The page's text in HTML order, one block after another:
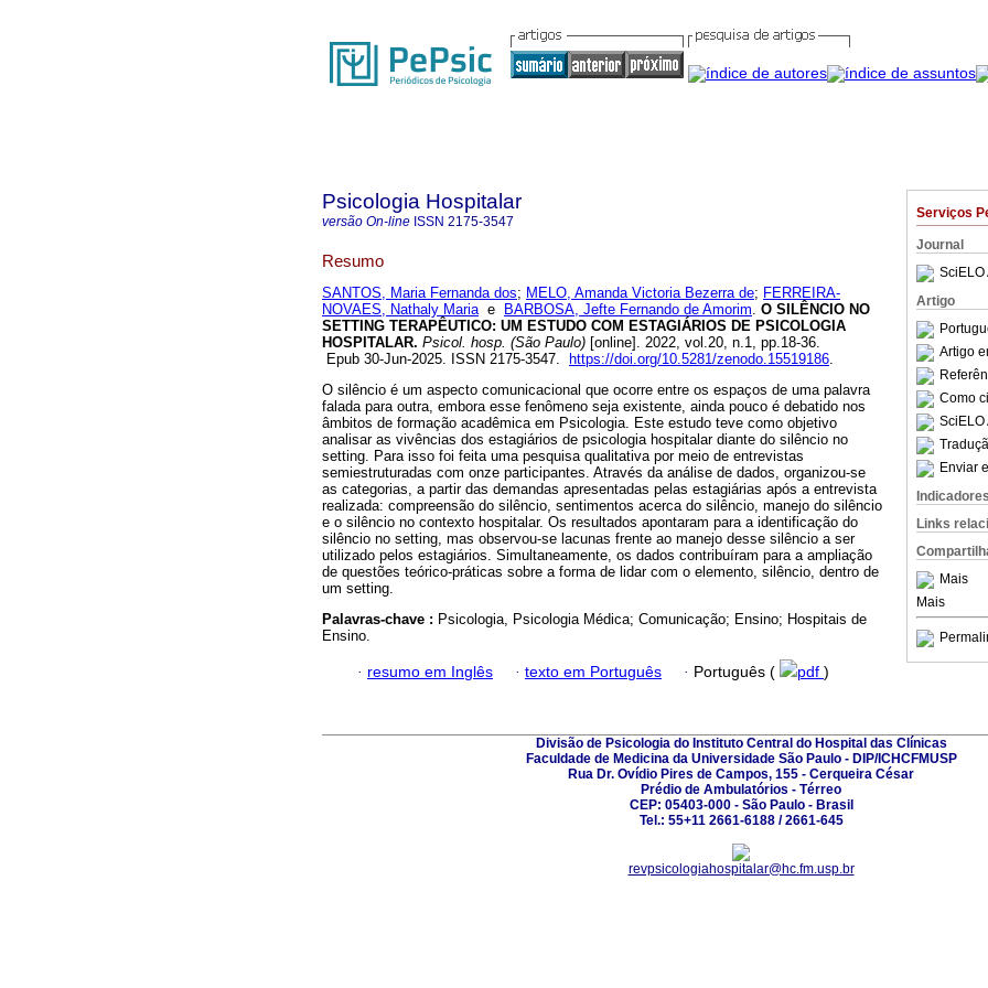
Serviços
Journal
SciELO
Artigo
Artigo
Como
SciELO
Enviar
Indicadores
Links
Mais
Mais
Psicologia Hospitalar
versão On-line ISSN 2175-3547
Resumo
SANTOS, Maria Fernanda dos; MELO, Amanda Victoria Bezerra de; FERREIRA-
NOVAES, Nathaly Mariae BARBOSA, Jefte Fernando de Amorim. O SILÊNCIO NO
SETTING TERAPÊUTICO: UM ESTUDO COM ESTAGIÁRIOS DE PSICOLOGIA
HOSPITALAR. Psicol. hosp. (São Paulo) [online]. 2022, vol.20, n.1, pp.18-36.
Epub 30-Jun-2025. ISSN 2175-3547.
https://doi.org/10.5281/zenodo.15519186.
O silêncio é um aspecto comunicacional que ocorre entre os espaços de uma palavra
falada para outra, embora esse fenômeno seja existente, ainda pouco é debatido nos
âmbitos de formação acadêmica em Psicologia. Este estudo teve como objetivo
analisar as vivências dos estagiários de psicologia hospitalar diante do silêncio no
setting. Para isso foi feita uma pesquisa qualitativa por meio de entrevistas
semiestruturadas com onze participantes. Através da análise de dados, organizou-se
as categorias, a partir das demandas apresentadas pelas estagiárias após a entrevista
realizada: compreensão do silêncio, sentimentos acerca do silêncio, manejo do silêncio
e o silêncio no contexto hospitalar. Os resultados apontaram para a identificação do
silêncio no setting, mas observou-se lacunas frente ao manejo desse silêncio a ser
utilizado pelos estagiários. Simultaneamente, os dados contribuíram para a ampliação
de questões teórico-práticas sobre a forma de lidar com o elemento, silêncio, dentro de
um setting.
Palavras-chave : Psicologia, Psicologia Médica; Comunicação; Ensino; Hospitais de
Ensino.
· resumo em Inglês · texto em Português · Português ( pdf )
Divisão de Psicologia do Instituto Central do Hospital das Clínicas
Faculdade de Medicina da Universidade São Paulo - DIP/ICHCFMUSP
Rua Dr. Ovídio Pires de Campos, 155 - Cerqueira César
Prédio de Ambulatórios - Térreo
CEP: 05403-000 - São Paulo - Brasil
Tel.: 55+11 2661-6188 / 2661-645
revpsicologiahospitalar@hc.fm.usp.br